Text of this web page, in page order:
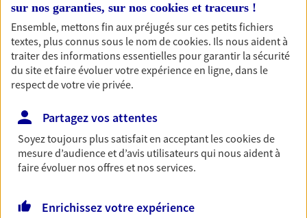
Découvrir l'offre Multirisque Entreprise
DEMANDER UN DEVIS
En tant que professionnel de la construction, vous
êtes exposé à de nombreux risques. Bâtissez-vous
une protection solide.
Découvrir l'offre Assurance décennale
DEMANDER UN DEVIS
sur nos garanties, sur nos cookies et traceurs !
Ensemble, mettons fin aux préjugés sur ces petits fichiers
textes, plus connus sous le nom decookies. Ils nous aident à
traiter des informations essentielles pour garantir la sécurité
du site et faire évoluer votre expérience en ligne, dans le
respect de votre vie privée.
Partagez vos attentes
Soyez toujours plus satisfait en acceptant lescookiesde
mesure d’audience et d’avis utilisateurs qui nous aident à
faire évoluer nos offres et nos services.
Enrichissez votre expérience